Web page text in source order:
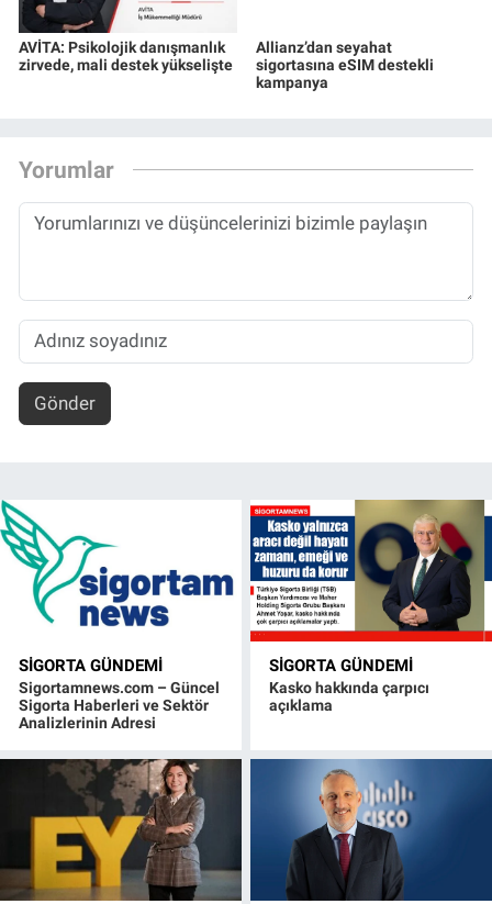
AVİTA: Psikolojik danışmanlık
zirvede, mali destek yükselişte
Allianz’dan seyahat
sigortasına eSIM destekli
kampanya
Yorumlar
Gönder
SIGORTA GÜNDEMI
Sigortamnews.com – Güncel
Sigorta Haberleri ve Sektör
Analizlerinin Adresi
SIGORTA GÜNDEMI
Kasko hakkında çarpıcı
açıklama